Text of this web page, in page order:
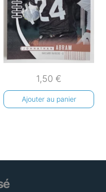
1,50€
Ajouter au panier